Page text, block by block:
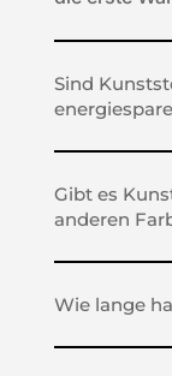
Sind
Gibt es
anderen
Wie lange